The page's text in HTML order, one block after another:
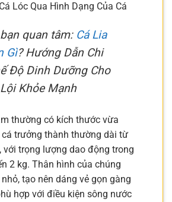
Lóc Qua Hình Dạng Của Cá
quan tâm: Cá Lia
Gì? Hướng Dẫn Chi
Độ Dinh Dưỡng Cho
Khỏe Mạnh
thường có kích thước vừa
trưởng thành thường dài từ
với trọng lượng dao động trong
2 kg. Thân hình của chúng
tạo nên dáng vẻ gọn gàng
hợp với điều kiện sông nước